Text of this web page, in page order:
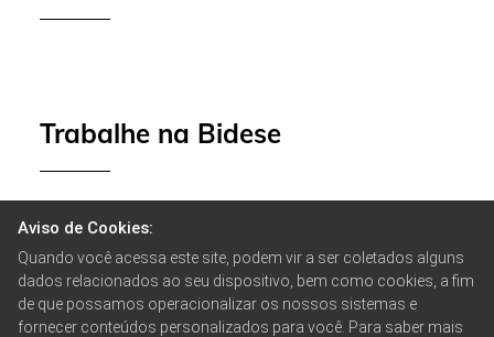
Trabalhe na Bidese
BIDESE CONSTRUTORA, INCORPORADORA E DESENVOLVIMENTOS
IMOBILIARIOS LTDA © 2021. Todos os direitos reservados.
Aviso de Cookies:
Quando você acessa este site, podem vir a ser coletados alguns
dados relacionados ao seu dispositivo, bem como cookies, a fim
de que possamos operacionalizar os nossos sistemas e
fornecer conteúdos personalizados para você. Para saber mais